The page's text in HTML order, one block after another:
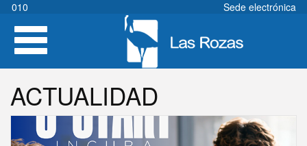
Pasar
contenido
principal
010
Sede electrónica
Toggle
navigation
ACTUALIDAD